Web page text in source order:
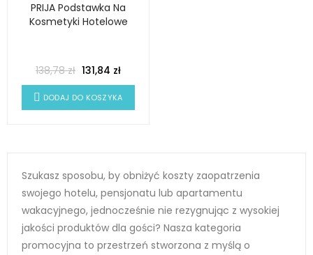
Szukasz sposobu, by obniżyć koszty zaopatrzenia
swojego hotelu, pensjonatu lub apartamentu
wakacyjnego, jednocześnie nie rezygnując z wysokiej
jakości produktów dla gości? Nasza kategoria
promocyjna to przestrzeń stworzona z myślą o
PRIJA Podstawka Na
Kosmetyki Hotelowe
138,78 zł 131,84 zł
DODAJ DO KOSZYKA